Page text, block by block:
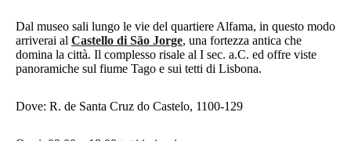
Dal museo sali lungo le vie del quartiere Alfama, in questo modo
arriverai al Castello di São Jorge, una fortezza antica che
domina la città. Il complesso risale al I sec. a.C. ed offre viste
panoramiche sul fiume Tago e sui tetti di Lisbona.
Dove: R. de Santa Cruz do Castelo, 1100-129